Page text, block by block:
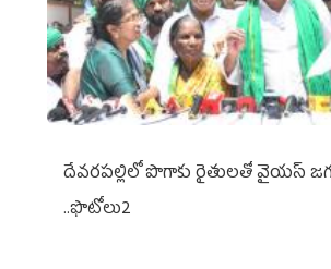
దేవరపల్లిలో పొగాకు రైతులతో వైయస్
..ఫొటోలు2